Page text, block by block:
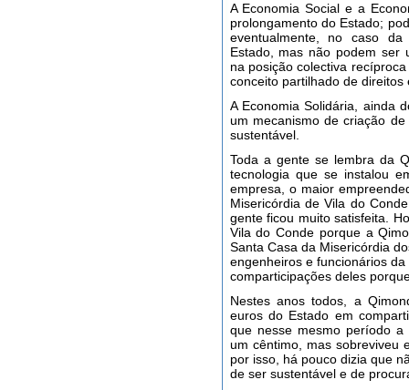
A Economia Social e a
prolongamento do Estado;
eventualmente, no caso
Estado, mas não podem ser
na posição colectiva
conceito partilhado de direitos
A Economia Solidária, ainda
um mecanismo de criação
sustentável.
Toda a gente se lembra da
tecnologia que se instalou
empresa, o maior
Misericórdia de Vila do
gente ficou muito satisfeita.
Vila do Conde porque a
Santa Casa da Misericórdia
engenheiros e funcionários
comparticipações deles
Nestes anos todos, a
euros do Estado em
que nesse mesmo período
um cêntimo, mas sobreviveu
por isso, há pouco dizia que
de ser sustentável e de